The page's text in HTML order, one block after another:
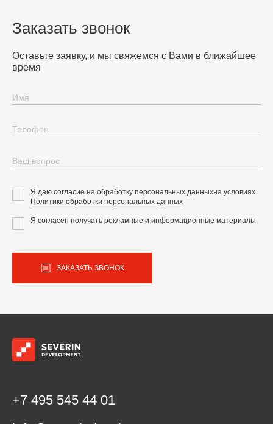
Заказать звонок
Оставьте заявку, и мы свяжемся с Вами в ближайшее
время
Я даю согласие на обработку персональных данныхна условиях
Политики обработки персональных данных
Я согласен получать рекламные и информационные материалы
ЗАКАЗАТЬ ЗВОНОК
+7 495 545 44 01